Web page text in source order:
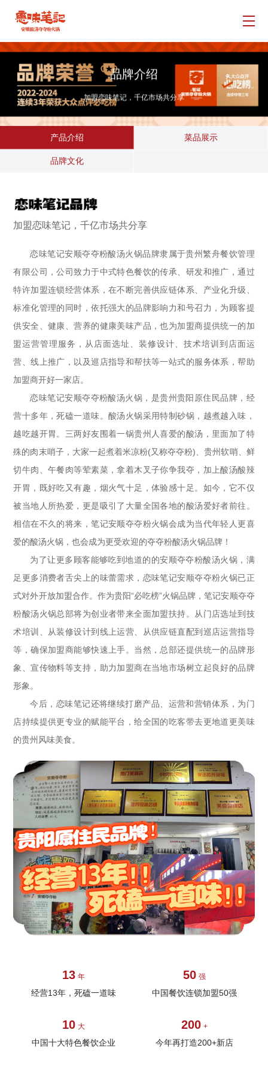
品牌介绍
加盟恋味笔记，千亿市场共分享
品牌介绍
门店展示
招商加盟
新闻资讯
产品介绍 菜品展示
品牌文化
加盟恋味笔记，千亿市场共分享
恋味笔记安顺夺夺粉酸汤火锅品牌隶属于贵州繁舟餐饮管理
有限公司，公司致力于中式特色餐饮的传承、研发和推广，通过
特许加盟连锁经营体系，在不断完善供应链体系、产业化升级、
标准化管理的同时，依托强大的品牌影响力和号召力，为顾客提
供安全、健康、营养的健康美味产品，也为加盟商提供统一的加
盟运营管理服务，从店面选址、装修设计、技术培训到店面运
营、线上推广，以及巡店指导和帮扶等一站式的服务体系，帮助
加盟商开好一家店。
恋味笔记安顺夺夺粉酸汤火锅，是贵州贵阳原住民品牌，经
营十多年，死磕一道味。酸汤火锅采用特制砂锅，越煮越入味，
越吃越开胃。三两好友围着一锅贵州人喜爱的酸汤，里面加了特
殊的肉末哨子，大家一起煮着米凉粉(又称夺夺粉)、贵州软哨、鲜
切牛肉、午餐肉等荤素菜，拿着木叉子你争我夺，加上酸汤酸辣
开胃，既好吃又有趣，烟火气十足，体验感十足。如今，它不仅
被当地人所热爱，更是吸引了大量全国各地的酸汤爱好者前往。
相信在不久的将来，笔记安顺夺夺粉火锅会成为当代年轻人更喜
爱的酸汤火锅，也会成为更受欢迎的夺夺粉酸汤火锅品牌！
为了让更多顾客能够吃到地道的的安顺夺夺粉酸汤火锅，满
足更多消费者舌尖上的味蕾需求，恋味笔记安顺夺夺粉火锅已正
式对外开放加盟合作。作为贵阳“必吃榜”火锅品牌，笔记安顺夺夺
粉酸汤火锅总部将为创业者带来全面加盟扶持。从门店选址到技
术培训、从装修设计到线上运营、从供应链直配到巡店运营指导
等，确保加盟商能够快速上手。当然，总部还提供统一的品牌形
象、宣传物料等支持，助力加盟商在当地市场树立起良好的品牌
形象。
今后，恋味笔记还将继续打磨产品、运营和营销体系，为门
店持续提供更专业的赋能平台，给全国的吃客带去更地道更美味
的贵州风味美食。
13 年
经营13年，死磕一道味
50 强
中国餐饮连锁加盟50强
10 大
中国十大特色餐饮企业
200 +
今年再打造200+新店